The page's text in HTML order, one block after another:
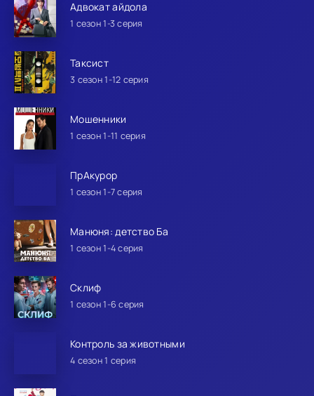
Адвокат айдола
1 сезон 1-3 серия
Таксист
3 сезон 1-12 серия
Мошенники
1 сезон 1-11 серия
ПрАкурор
1 сезон 1-7 серия
Манюня: детство Ба
1 сезон 1-4 серия
Склиф
1 сезон 1-6 серия
Контроль за животными
4 сезон 1 серия